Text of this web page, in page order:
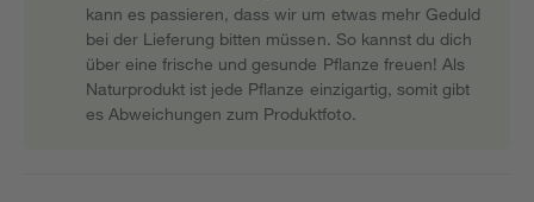
kann es passieren, dass wir um etwas mehr Geduld
bei der Lieferung bitten müssen. So kannst du dich
über eine frische und gesunde Pflanze freuen! Als
Naturprodukt ist jede Pflanze einzigartig, somit gibt
es Abweichungen zum Produktfoto.